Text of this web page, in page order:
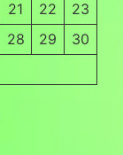
21 22
23
28 29
30